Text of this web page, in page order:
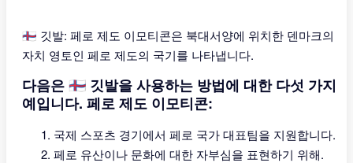
🇫🇴 깃발: 페로 제도 이모티콘은 북대서양에 위치한 덴마크의
자치 영토인 페로 제도의 국기를 나타냅니다.
다음은 🇫🇴 깃발을 사용하는 방법에 대한 다섯 가지
예입니다. 페로 제도 이모티콘:
국제 스포츠 경기에서 페로 국가 대표팀을 지원합니다.
페로 유산이나 문화에 대한 자부심을 표현하기 위해.